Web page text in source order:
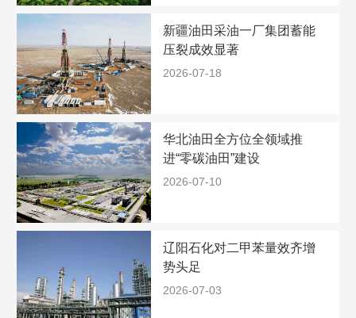
新疆油田采油一厂集团蓄能
压裂成效显著
2026-07-18
华北油田全方位全领域推
进“零碳油田”建设
2026-07-10
辽阳石化对二甲苯量效齐增
势头足
2026-07-03